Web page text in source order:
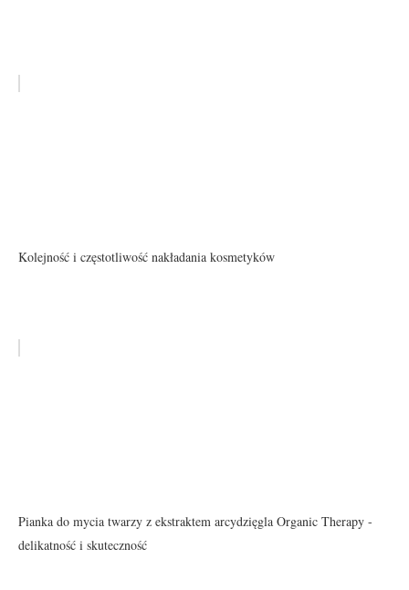
Kolejność i częstotliwość nakładania kosmetyków
Pianka do mycia twarzy z ekstraktem arcydzięgla Organic Therapy -
delikatność i skuteczność